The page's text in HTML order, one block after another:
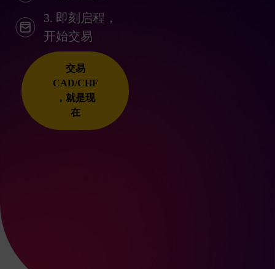
3. 即刻启程，
开始交易
交易
CAD/CHF
，就是现
在